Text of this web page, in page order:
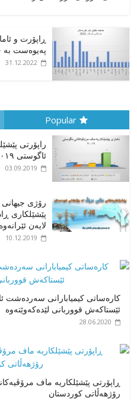
پەیوەست بە
31.12.2022
Popular
راپۆرتی
ئاگوستی ٢٠١٩
03.09.2019
رۆژی
پێشێلکاری
لایەن ئێرانەوە
10.12.2019
کارەساتی کیمیابارانی سەردەشت
ئێستاکەش قووربانی لێدەکەوێتەوە
28.06.2020
رۆژهەڵاتی کوردستان